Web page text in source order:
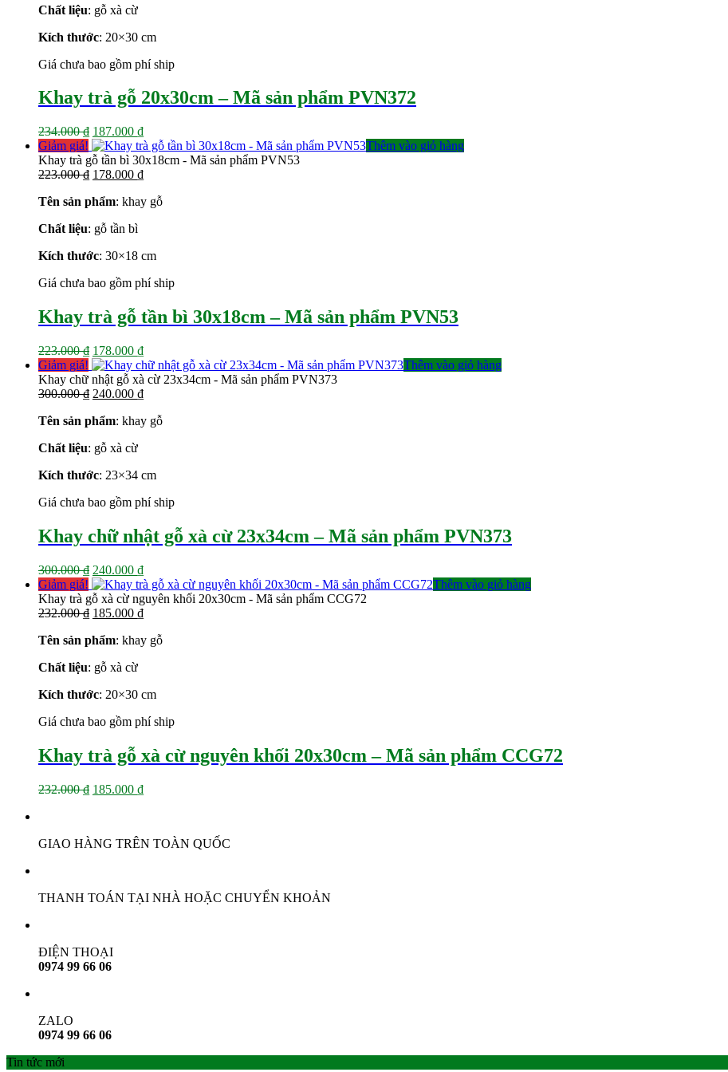
Chất liệu: gỗ xà cừ
Kích thước: 20×30 cm
Giá chưa bao gồm phí ship
Khay trà gỗ 20x30cm – Mã sản phẩm PVN372
234.000₫ Giá
gốc
là:
234.000 ₫.
187.000 ₫Giá
hiện
tại
là:
Giảm giá!
Thêm vào giỏ hàng
Khay trà gỗ tần bì 30x18cm - Mã sản phẩm PVN53
223.000₫ Giá
là:
178.000 ₫Giá
tại
Tên sản phẩm: khay gỗ
Chất liệu: gỗ tần bì
Kích thước: 30×18 cm
Giá chưa bao gồm phí ship
Khay trà gỗ tần bì 30x18cm – Mã sản phẩm PVN53
223.000₫ Giá
gốc
là:
223.000 ₫.
178.000 ₫Giá
hiện
tại
là:
Giảm giá!
Thêm vào giỏ hàng
Khay chữ nhật gỗ xà cừ 23x34cm - Mã sản phẩm PVN373
300.000₫ Giá
là:
240.000 ₫Giá
tại
Tên sản phẩm: khay gỗ
Chất liệu: gỗ xà cừ
Kích thước: 23×34 cm
Giá chưa bao gồm phí ship
Khay chữ nhật gỗ xà cừ 23x34cm – Mã sản phẩm PVN373
300.000₫ Giá
gốc
là:
300.000 ₫.
240.000 ₫Giá
hiện
tại
là:
Giảm giá!
Thêm vào giỏ hàng
Khay trà gỗ xà cừ nguyên khối 20x30cm - Mã sản phẩm CCG72
232.000₫ Giá
là:
185.000 ₫Giá
tại
Tên sản phẩm: khay gỗ
Chất liệu: gỗ xà cừ
Kích thước: 20×30 cm
Giá chưa bao gồm phí ship
Khay trà gỗ xà cừ nguyên khối 20x30cm – Mã sản phẩm CCG72
232.000₫ Giá
185.000 ₫Giá
185.000 ₫.
GIAO HÀNG TRÊN TOÀN QUỐC
THANH TOÁN TẠI NHÀ HOẶC CHUYỂN KHOẢN
ĐIỆN THOẠI
0974 99 66 06
ZALO
0974 99 66 06
Tin tức mới